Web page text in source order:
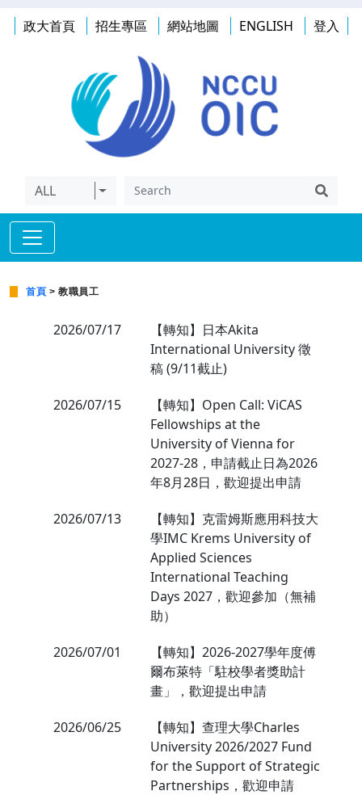
政大首頁 招生專區 網站地圖 ENGLISH 登入
ALL
首頁 > 教職員工
2026/07/17
【轉知】日本Akita
International University 徵
稿 (9/11截止)
2026/07/15
【轉知】Open Call: ViCAS
Fellowships at the
University of Vienna for
2027-28，申請截止日為2026
年8月28日，歡迎提出申請
2026/07/13
【轉知】克雷姆斯應用科技大
學IMC Krems University of
Applied Sciences
International Teaching
Days 2027，歡迎參加（無補
助）
2026/07/01
【轉知】2026-2027學年度傅
爾布萊特「駐校學者獎助計
畫」，歡迎提出申請
2026/06/25
【轉知】查理大學Charles
University 2026/2027 Fund
for the Support of Strategic
Partnerships，歡迎申請